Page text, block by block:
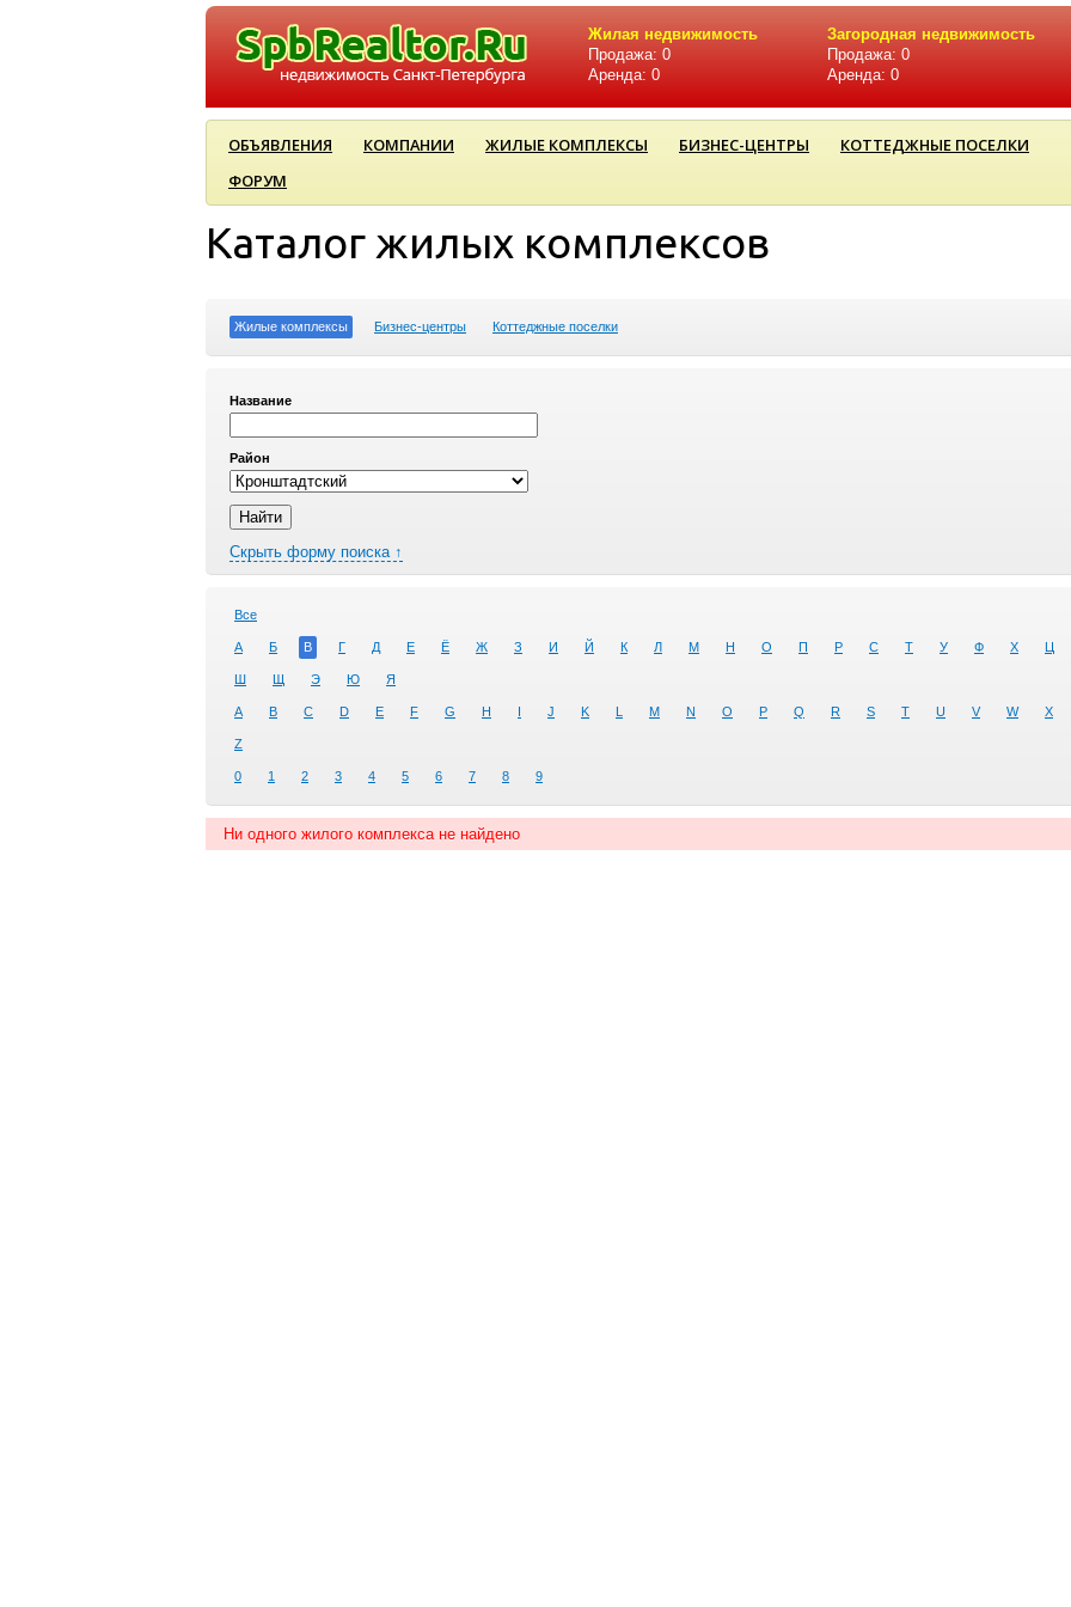
Жилая недвижимость
Продажа: 0
Аренда: 0
Загородная недвижимость
Продажа: 0
Аренда: 0
ОБЪЯВЛЕНИЯ КОМПАНИИ ЖИЛЫЕ КОМПЛЕКСЫ БИЗНЕС-ЦЕНТРЫ
КОТТЕДЖНЫЕ ПОСЕЛКИ
ФОРУМ
Каталог жилых комплексов
Жилые комплексы Бизнес-центры Коттеджные поселки
Название
Район
Скрыть форму поиска ↑
Все
А Б В Г Д Е Ё Ж З И Й К Л М Н О П Р С Т У Ф Х Ц
Ш Щ Э Ю Я
A B C D E F G H I J K L M N O P Q R S T U V W X
Z
0 1 2 3 4 5 6 7 8 9
Ни одного жилого комплекса не найдено